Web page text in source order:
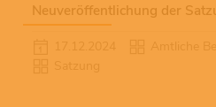
Neuveröffentlichung der